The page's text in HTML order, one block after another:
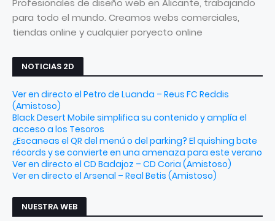
Profesionales de diseño web en Alicante, trabajando
para todo el mundo. Creamos webs comerciales,
tiendas online y cualquier poryecto online
NOTICIAS 2D
Ver en directo el Petro de Luanda – Reus FC Reddis
(Amistoso)
Black Desert Mobile simplifica su contenido y amplía el
acceso a los Tesoros
¿Escaneas el QR del menú o del parking? El quishing bate
récords y se convierte en una amenaza para este verano
Ver en directo el CD Badajoz – CD Coria (Amistoso)
Ver en directo el Arsenal – Real Betis (Amistoso)
NUESTRA WEB